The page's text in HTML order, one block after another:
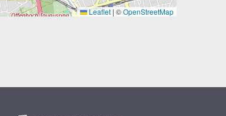
Leaflet | ©OpenStreetMap